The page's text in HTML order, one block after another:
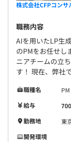
株式会社CFPコンサ
職務内容
AIを用いたLP生
のPMをお任せし
ニアチームの立
す！ 現在、弊社
職種名
PM
給与
勤務地
東
開発環境